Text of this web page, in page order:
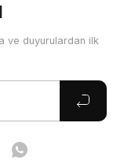
ve duyurulardan ilk